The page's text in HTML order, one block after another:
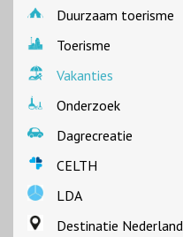
Duurzaam toerisme
Toerisme
Vakanties
Onderzoek
Dagrecreatie
CELTH
LDA
Destinatie Nederland